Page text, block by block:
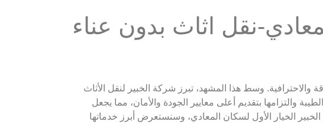
نقل اثاث بدون عناء
والاحترافية. وسط هذا المشهد، تبرز شركة الخبير لنقل الأثاث
والتزامها بتقديم أعلى معايير الجودة والأمان، مما يجعل
الخيار الأول لسكان المعادي، وسنستعرض أبرز خدماتها